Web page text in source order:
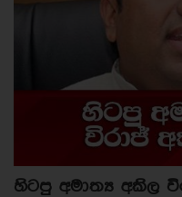
හිටපු අමාත්‍ය අකිල